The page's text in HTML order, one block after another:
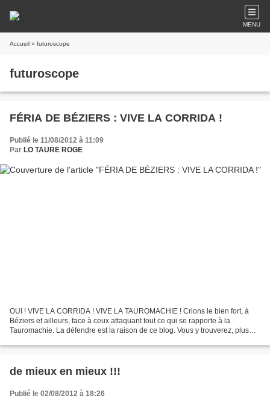
MENU
Accueil » futuroscope
futuroscope
FÉRIA DE BÉZIERS : VIVE LA CORRIDA !
Publié le 11/08/2012 à 11:09
Par LO TAURE ROGE
OUI ! VIVE LA CORRIDA ! VIVE LA TAUROMACHIE ! Crions le bien fort, à
Béziers et ailleurs, face à ceux attaquant tout ce qui se rapporte à la
Tauromachie. La défendre est la raison de ce blog. Vous y trouverez, plus
de mieux en mieux !!!
Publié le 02/08/2012 à 18:26